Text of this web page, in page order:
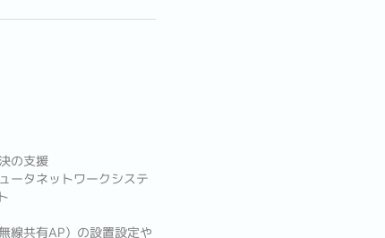
の支援
ータネットワークシステ
線共有AP）の設置設定や